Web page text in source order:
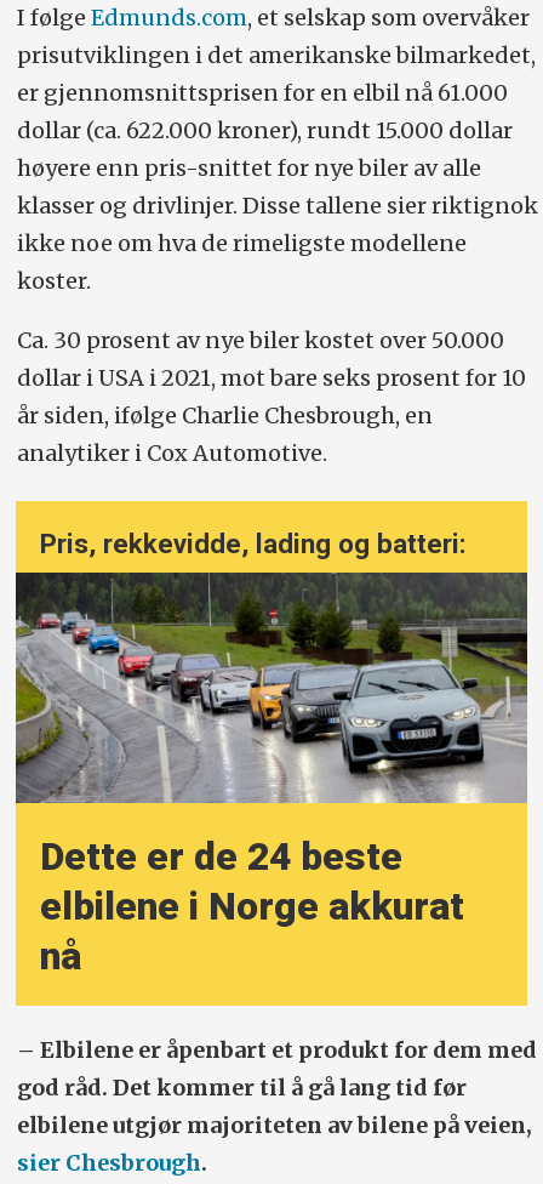
I følge Edmunds.com, et selskap som overvåker
prisutviklingen i det amerikanske bilmarkedet,
er gjennomsnittsprisen for en elbil nå 61.000
dollar (ca. 622.000 kroner), rundt 15.000 dollar
høyere enn pris-snittet for nye biler av alle
klasser og drivlinjer. Disse tallene sier riktignok
ikke noe om hva de rimeligste modellene
koster.
Ca. 30 prosent av nye biler kostet over 50.000
dollar i USA i 2021, mot bare seks prosent for 10
år siden, ifølge Charlie Chesbrough, en
analytiker i Cox Automotive.
Pris, rekkevidde, lading og batteri:
Dette er de 24 beste
elbilene i Norge akkurat
nå
– Elbilene er åpenbart et produkt for dem med
god råd. Det kommer til å gå lang tid før
elbilene utgjør majoriteten av bilene på veien,
sier Chesbrough.